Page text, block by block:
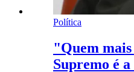
Política
"Quem
Supremo é